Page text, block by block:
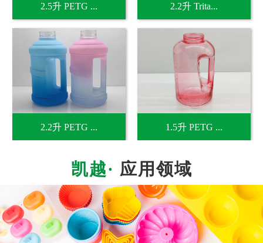
2.5升 PETG ... 2.2升 Trita...
2.2升 PETG ... 1.5升 PETG ...
应用领域